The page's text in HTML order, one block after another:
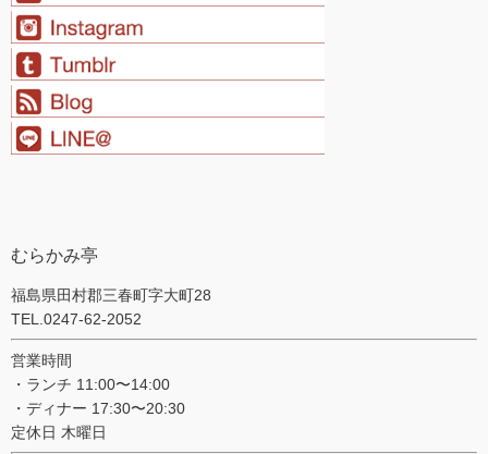
むらかみ亭
福島県田村郡三春町字大町28
TEL.0247-62-2052
営業時間
・ランチ 11:00〜14:00
・ディナー 17:30〜20:30
定休日 木曜日